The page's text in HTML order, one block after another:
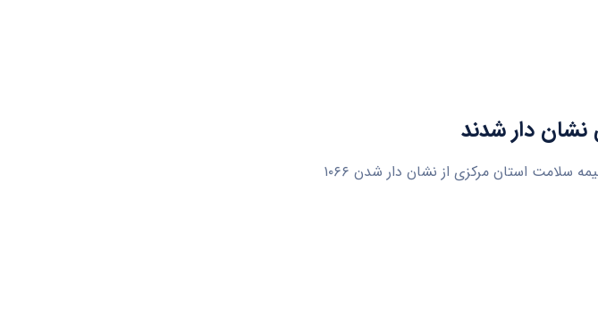
اراک- در این ویدئو بابک بوالحسنی سرپرست بیمه سلامت استان مرکزی از نشان دار شدن ۱۰۶۶